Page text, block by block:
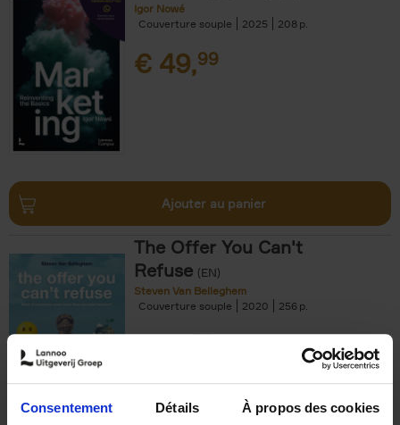
Consentement Détails À propos des cookies
Igor Nowé
Couverture souple
2025 208
€ 49,99
Ajouter au panier
The Offer You Can't
Refuse (EN)
Steven Van Belleghem
Couverture souple
2020 256
€37,50